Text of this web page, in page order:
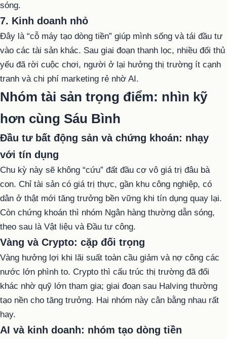
sóng.
7. Kinh doanh nhỏ
Đây là “cỗ máy tạo dòng tiền” giúp mình sống và tái đầu tư
vào các tài sản khác. Sau giai đoạn thanh lọc, nhiều đối thủ
yếu đã rời cuộc chơi, người ở lại hưởng thị trường ít cạnh
tranh và chi phí marketing rẻ nhờ AI.
Nhóm tài sản trọng điểm: nhìn kỹ
hơn cùng Sáu Bình
Đầu tư bất động sản và chứng khoán: nhạy
với tín dụng
Chu kỳ này sẽ không “cứu” đất đầu cơ vô giá trị đâu bà
con. Chỉ tài sản có giá trị thực, gần khu công nghiệp, có
dân ở thật mới tăng trưởng bền vững khi tín dụng quay lại.
Còn chứng khoán thì nhóm Ngân hàng thường dẫn sóng,
theo sau là Vật liệu và Đầu tư công.
Vàng và Crypto: cặp đối trọng
Vàng hưởng lợi khi lãi suất toàn cầu giảm và nợ công các
nước lớn phình to. Crypto thì cấu trúc thị trường đã đổi
khác nhờ quỹ lớn tham gia; giai đoạn sau Halving thường
tạo nền cho tăng trưởng. Hai nhóm này cân bằng nhau rất
hay.
AI và kinh doanh: nhóm tạo dòng tiền